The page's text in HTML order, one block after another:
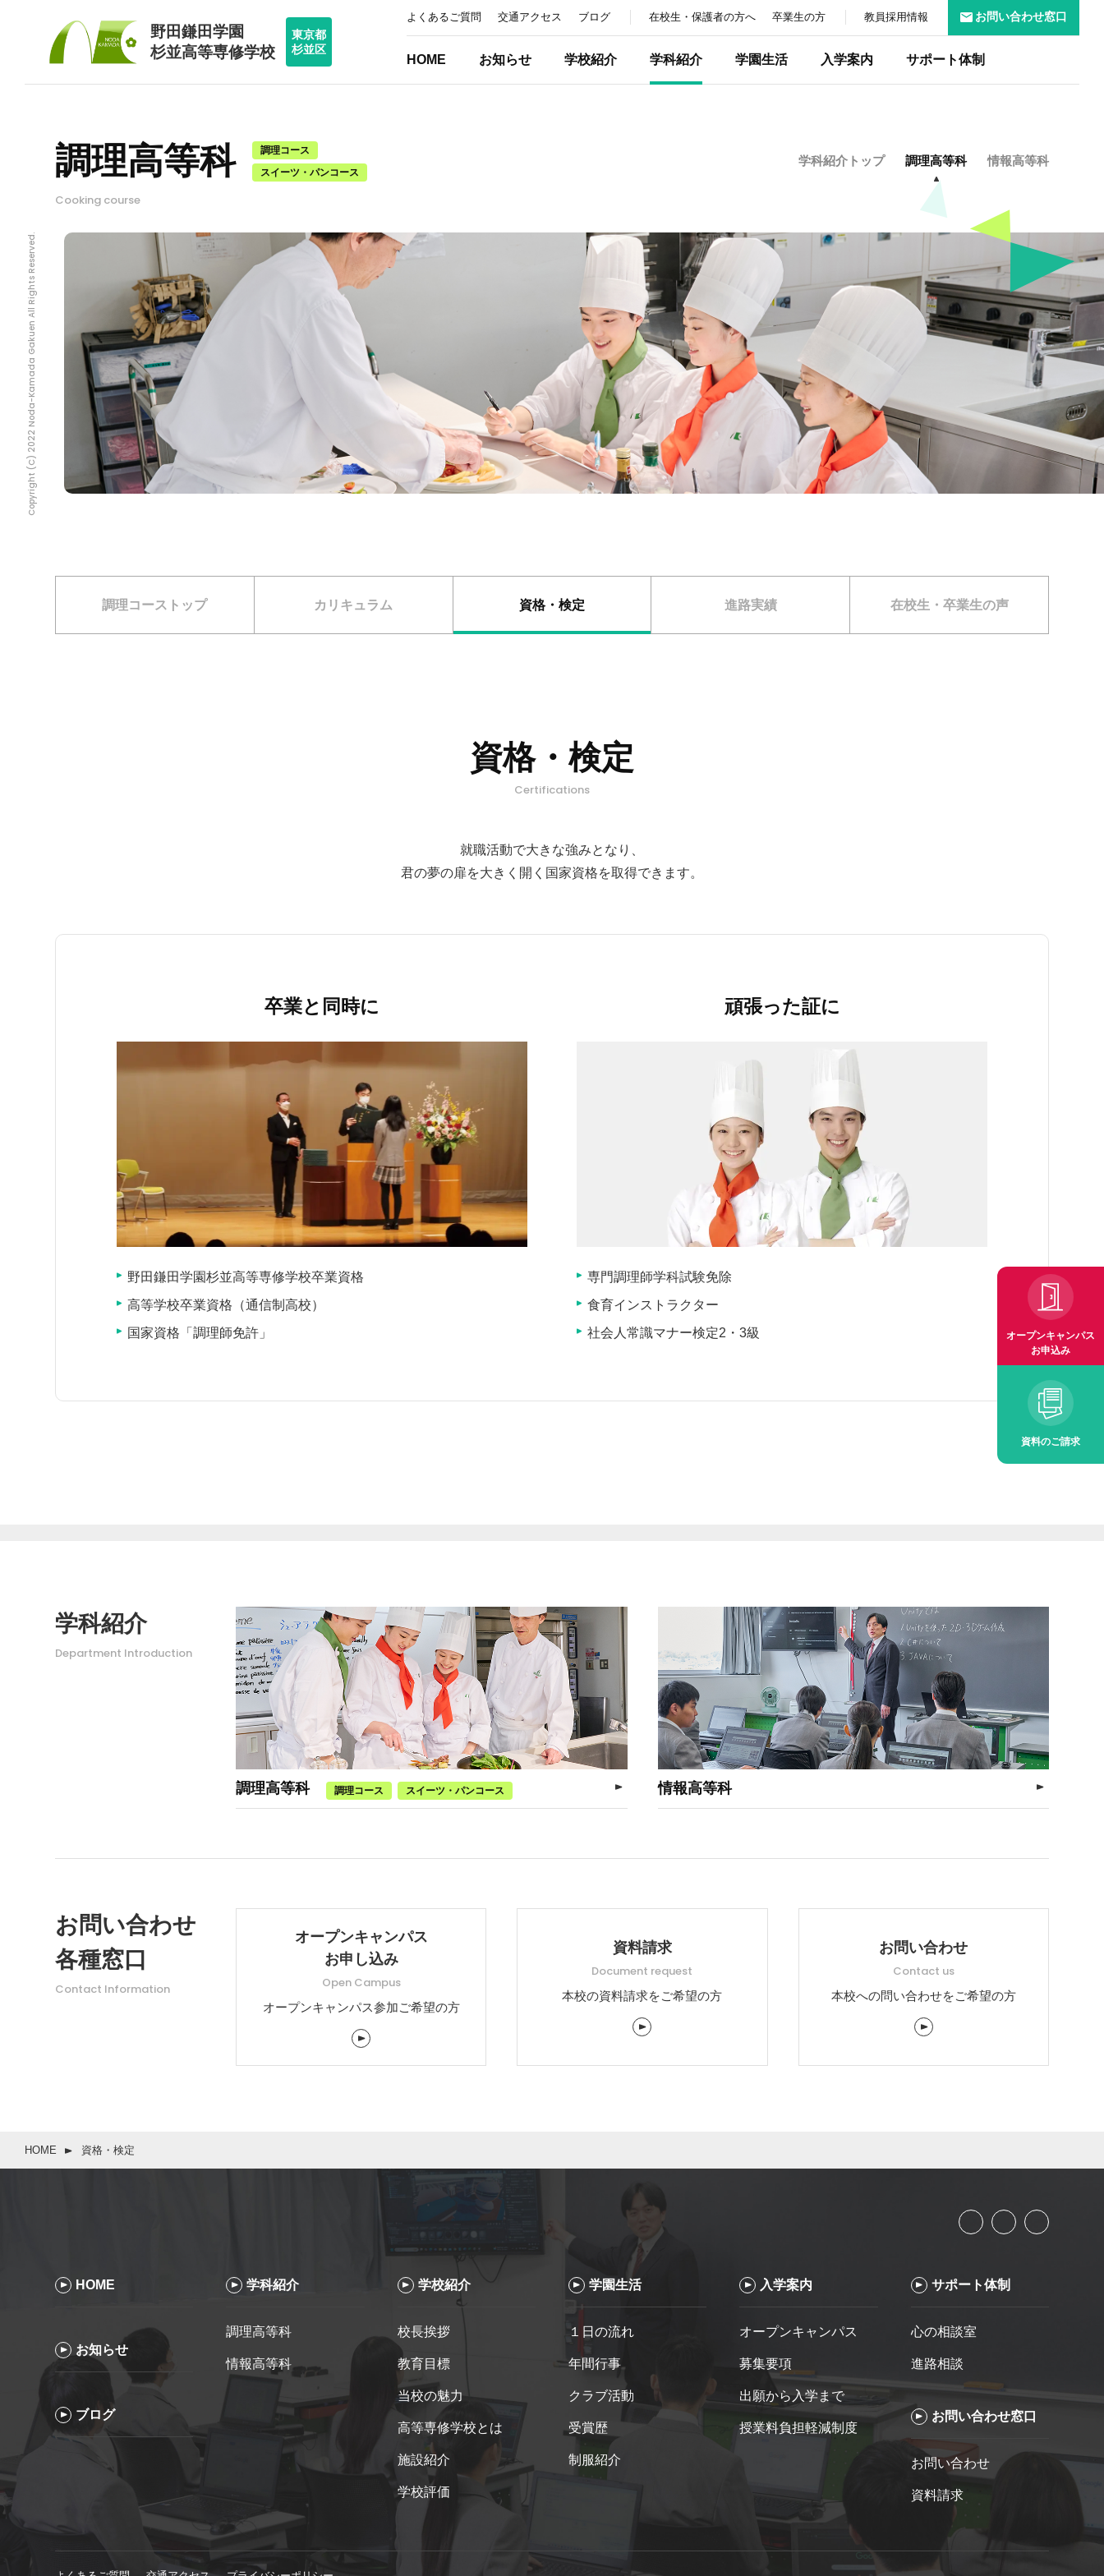
野田鎌田学園
杉並高等専修学校
東京都
杉並区
HOME お知らせ 学校紹介 学科紹介 学園生活 入学案内 サポート体制
よくあるご質問 交通アクセス ブログ 在校生・保護者の方へ 卒業生の方 教員採用情報 お問い合わせ窓口
オープンキャンパス
お申込み
資料のご請求
調理高等科
調理コース
スイーツ・パンコース
Cooking course
学科紹介トップ 調理高等科 情報高等科
Copyright (C) 2022 Noda-Kamada Gakuen All Rights Reserved.
調理コーストップ カリキュラム 資格・検定 進路実績 在校生・卒業生の声
資格・検定
Certifications
就職活動で大きな強みとなり、
君の夢の扉を大きく開く国家資格を取得できます。
卒業と同時に
野田鎌田学園杉並高等専修学校卒業資格
高等学校卒業資格（通信制高校）
国家資格「調理師免許」
頑張った証に
専門調理師学科試験免除
食育インストラクター
社会人常識マナー検定2・3級
学科紹介
Department Introduction
調理高等科 調理コース スイーツ・パンコース 情報高等科
お問い合わせ
各種窓口
Contact Information
オープンキャンパス
お申し込み
Open Campus
オープンキャンパス参加ご希望の方
資料請求
Document request
本校の資料請求をご希望の方
お問い合わせ
Contact us
本校への問い合わせをご希望の方
HOME 資格・検定
HOME
お知らせ
ブログ
学科紹介
調理高等科
情報高等科
学校紹介
校長挨拶
教育目標
当校の魅力
高等専修学校とは
施設紹介
学校評価
学園生活
１日の流れ
年間行事
クラブ活動
受賞歴
制服紹介
入学案内
オープンキャンパス
募集要項
出願から入学まで
授業料負担軽減制度
サポート体制
心の相談室
進路相談
お問い合わせ窓口
お問い合わせ
資料請求